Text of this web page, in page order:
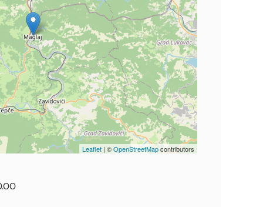
Leaflet | ©OpenStreetMapcontributors